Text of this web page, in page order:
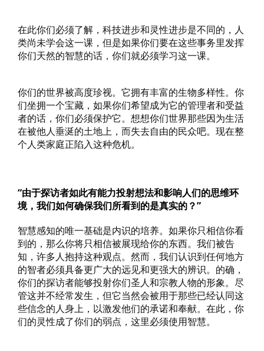
在此你们必须了解，科技进步和灵性进步是不同的，人
类尚未学会这一课，但是如果你们要在这些事务里发挥
你们天然的智慧的话，你们就必须学习这一课。
你们的世界被高度珍视。它拥有丰富的生物多样性。你
们坐拥一个宝藏，如果你们希望成为它的管理者和受益
者的话，你们必须保护它。想想你们世界那些因为生活
在被他人垂涎的土地上，而失去自由的民众吧。现在整
个人类家庭正陷入这种危机。
“由于探访者如此有能力投射想法和影响人们的思维环
境，我们如何确保我们所看到的是真实的？”
智慧感知的唯一基础是内识的培养。如果你只相信你看
到的，那么你将只相信被展现给你的东西。我们被告
知，许多人抱持这种观点。然而，我们认识到任何地方
的智者必须具备更广大的远见和更强大的辨识。的确，
你们的探访者能够投射你们圣人和宗教人物的形象。尽
管这并不经常发生，但它当然会被用于那些已经认同这
些信念的人身上，以激发他们的承诺和奉献。在此，你
们的灵性成了你们的弱点，这里必须使用智慧。